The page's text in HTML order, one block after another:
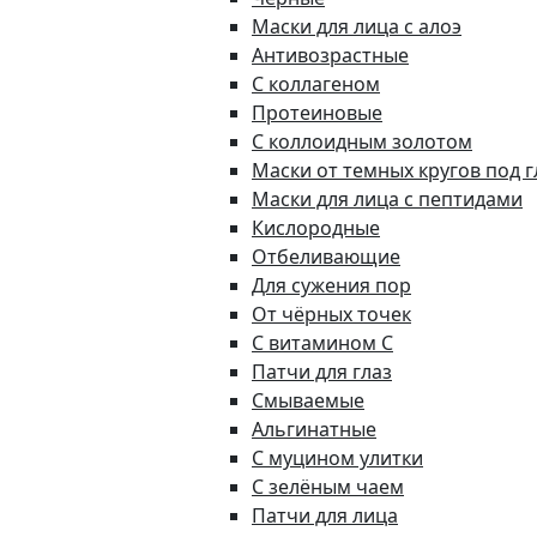
Маски для лица с алоэ
Антивозрастные
С коллагеном
Протеиновые
С коллоидным золотом
Маски от темных кругов под
Маски для лица с пептидами
Кислородные
Отбеливающие
Для сужения пор
От чёрных точек
С витамином C
Патчи для глаз
Смываемые
Альгинатные
С муцином улитки
С зелёным чаем
Патчи для лица